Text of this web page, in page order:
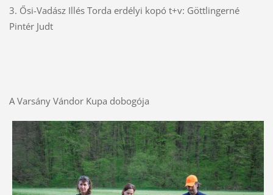
3. Ősi-Vadász Illés Torda erdélyi kopó t+v: Göttlingerné
Pintér Judt
A Varsány Vándor Kupa dobogója